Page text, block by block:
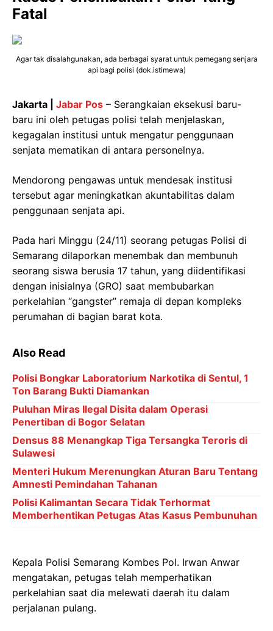
Fatal
Agar tak disalahgunakan, ada berbagai syarat untuk pemegang senjara
api bagi polisi (dok.istimewa)
Jakarta | Jabar Pos – Serangkaian eksekusi baru-
baru ini oleh petugas polisi telah menjelaskan,
kegagalan institusi untuk mengatur penggunaan
senjata mematikan di antara personelnya.
Mendorong pengawas untuk mendesak institusi
tersebut agar meningkatkan akuntabilitas dalam
penggunaan senjata api.
Pada hari Minggu (24/11) seorang petugas Polisi di
Semarang dilaporkan menembak dan membunuh
seorang siswa berusia 17 tahun, yang diidentifikasi
dengan inisialnya (GRO) saat membubarkan
perkelahian “gangster” remaja di depan kompleks
perumahan di bagian barat kota.
Also Read
Polisi Bongkar Laboratorium Narkotika di Sentul, 1
Ton Barang Bukti Diamankan
Puluhan Miras Ilegal Disita dalam Operasi
Penertiban di Bogor Selatan
Densus 88 Menangkap Tiga Tersangka Teroris di
Sulawesi
Menteri Hukum Merenungkan Aturan Baru Tentang
Amnesti Pemindahan Tahanan
Polisi Kalimantan Secara Tidak Terhormat
Memberhentikan Petugas Atas Kasus Pembunuhan
Kepala Polisi Semarang Kombes Pol. Irwan Anwar
mengatakan, petugas telah memperhatikan
perkelahian saat dia melewati daerah itu dalam
perjalanan pulang.